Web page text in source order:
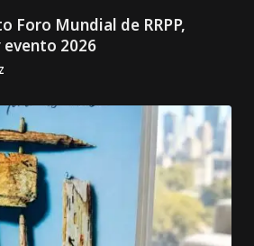
Foro Mundial de RRPP,
2026